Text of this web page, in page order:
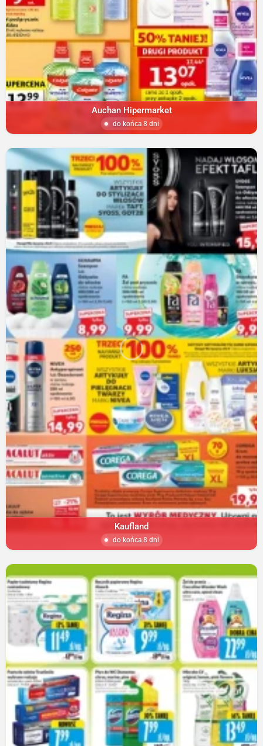
Auchan Hipermarket
do końca 8 dni
Kaufland
do końca 8 dni